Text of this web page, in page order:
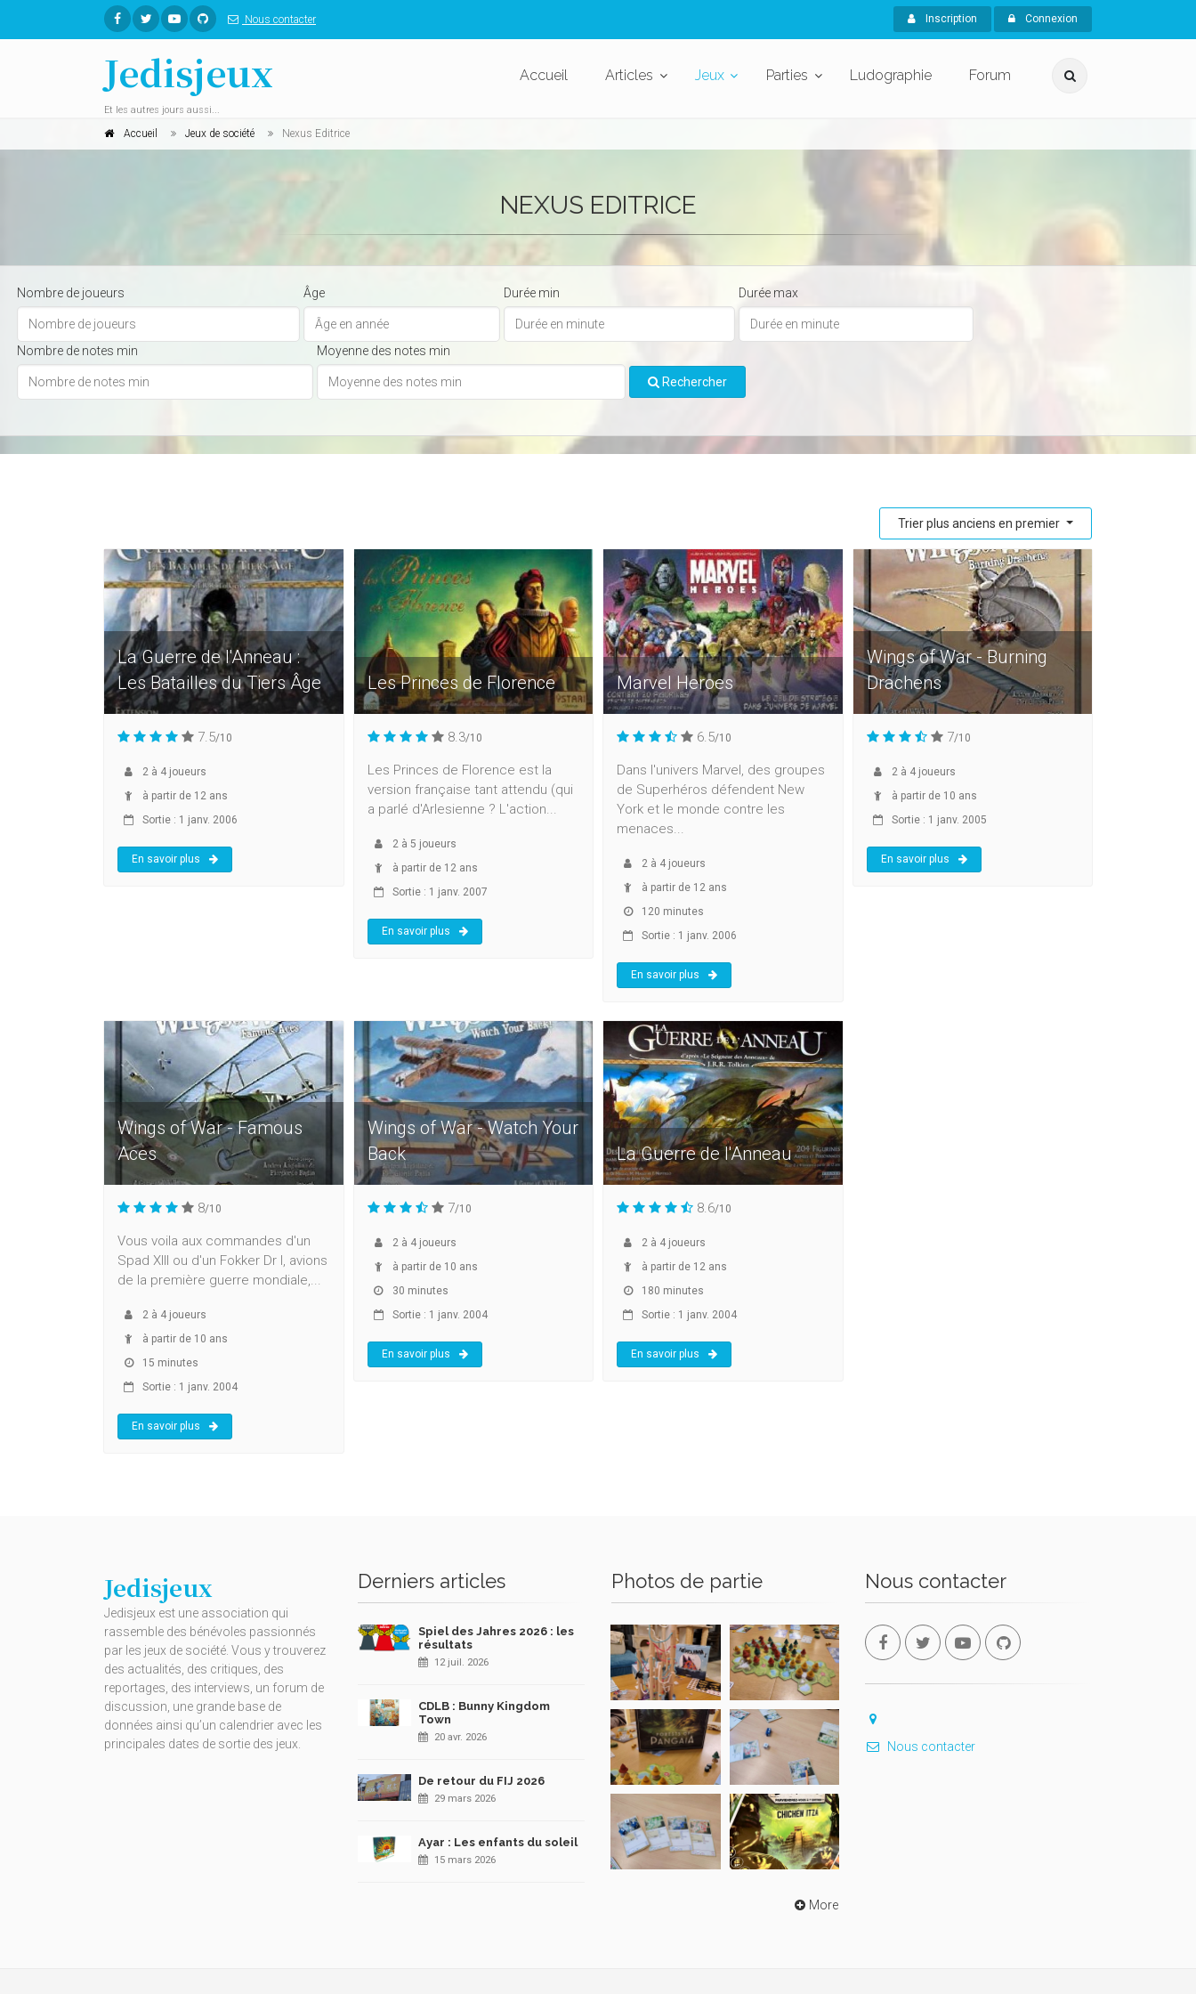
Nous contacter Inscription Connexion
Jedisjeux
Et les autres jours aussi...
Accueil Articles Jeux Parties Ludographie Forum
Accueil Jeux de société Nexus Editrice
NEXUS EDITRICE
Nombre de joueurs Âge Durée min Durée max
Nombre de notes min Moyenne des notes min
Rechercher
Trier plus anciens en premier
La Guerre de l'Anneau :
Les Batailles du Tiers Âge
7.5/10
2 à 4 joueurs
à partir de 12 ans
Sortie : 1 janv. 2006
En savoir plus
Les Princes de Florence
8.3/10
Les Princes de Florence est la
version française tant attendu (qui
a parlé d'Arlesienne ? L'action...
2 à 5 joueurs
à partir de 12 ans
Sortie : 1 janv. 2007
En savoir plus
Marvel Heroes
6.5/10
Dans l'univers Marvel, des groupes
de Superhéros défendent New
York et le monde contre les
menaces...
2 à 4 joueurs
à partir de 12 ans
120 minutes
Sortie : 1 janv. 2006
En savoir plus
Wings of War - Burning
Drachens
7/10
2 à 4joueurs
à partir de 10 ans
Sortie : 1 janv. 2005
En savoir plus
Wings of War - Famous
Aces
8/10
Vous voila aux commandes d'un
Spad XIII ou d'un Fokker Dr I, avions
de la première guerre mondiale,...
2 à 4 joueurs
à partir de 10 ans
15 minutes
Sortie : 1 janv. 2004
En savoir plus
Wings of War - Watch Your
Back
7/10
2à 4joueurs
à partir de 10 ans
30 minutes
Sortie : 1 janv. 2004
En savoir plus
La Guerre de l'Anneau
8.6/10
2 à 4 joueurs
à partir de 12 ans
180 minutes
Sortie : 1 janv. 2004
En savoir plus
Jedisjeux
Jedisjeux est une association qui
rassemble des bénévoles passionnés
par les jeux de société. Vous y trouverez
des actualités, des critiques, des
reportages, des interviews, un forum de
discussion, une grande base de
données ainsi qu’un calendrier avec les
principales dates de sortie des jeux.
Derniers articles
Spiel des Jahres 2026 : les
résultats
12 juil. 2026
CDLB : Bunny Kingdom
Town
20 avr. 2026
De retour du FIJ 2026
29 mars 2026
Ayar : Les enfants du soleil
15 mars 2026
Photos de partie
More
Nous contacter
Nous contacter